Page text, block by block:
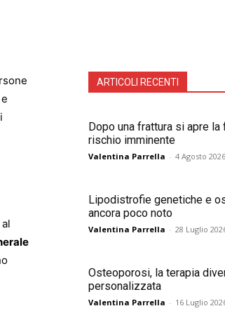
ARTICOLI RECENTI
Dopo una frattura si apre la
rischio imminente
Valentina Parrella - 4 Agosto 2026
Lipodistrofie genetiche e
ancora poco noto
Valentina Parrella - 28 Luglio
Osteoporosi, la terapia
personalizzata
Valentina Parrella - 16 Luglio